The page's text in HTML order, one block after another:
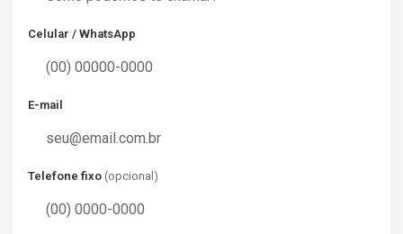
Celular / WhatsApp
E-mail
Telefone fixo (opcional)